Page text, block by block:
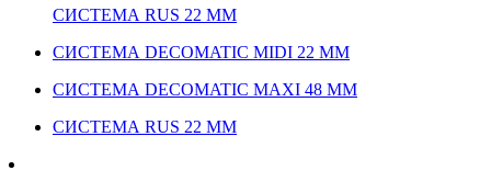
СИСТЕМА RUS 22 ММ
СИСТЕМА DECOMATIC MIDI 22 ММ
СИСТЕМА DECOMATIC MAXI 48 ММ
СИСТЕМА RUS 22 ММ